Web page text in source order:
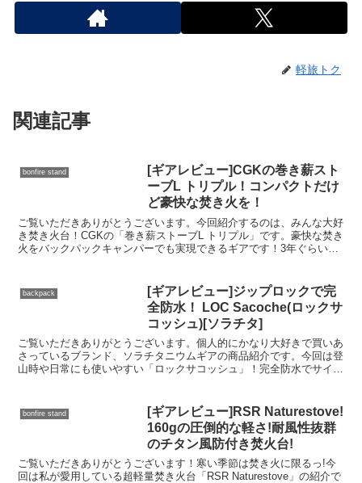
軽旅トク
関連記事
bonfire stand
[ギアレビュー]CGKの巻き薪スト
ーブL トリプル！コンパクトだけ
ど豪快な焚き火を！
ご覧いただきありがとうございます。今回紹介するのは、みんな大好
き焚き火台！CGKの「巻き薪ストーブL トリプル」です。豪快な焚き
火をバックパックキャンパーでも実現できるギアです！3年ぐらい使
backpack
[ギアレビュー]ジップロックで完
全防水！ LOC Sacoche(ロックサ
コッシュ)[ソラチタ]
ご覧いただきありがとうございます。個人的にかなり大好きで買いあ
さっているブランド、ソラチタニウムギアの商品紹介です。今回は登
山時や日常にも使いやすい「ロックサコッシュ」！完全防水でサイズ
bonfire stand
[ギアレビュー]RSR Naturestove!
160gの圧倒的な軽さ!耐風性抜群
のチタン風防付き焚火台!
ご覧いただきありがとうございます！寒い季節は焚き火に限るっ!今
回は私が愛用している超軽量焚き火台「RSR Naturestove」の紹介で